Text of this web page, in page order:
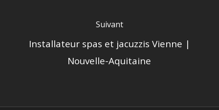
Suivant
Installateur spas et jacuzzis Vienne |
Nouvelle-Aquitaine